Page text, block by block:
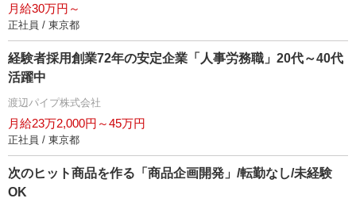
月給30万円～
正社員 / 東京都
経験者採用創業72年の安定企業「人事労務職」20代～40代
活躍中
渡辺パイプ株式会社
月給23万2,000円～45万円
正社員 / 東京都
次のヒット商品を作る「商品企画開発」/転勤なし/未経験
OK